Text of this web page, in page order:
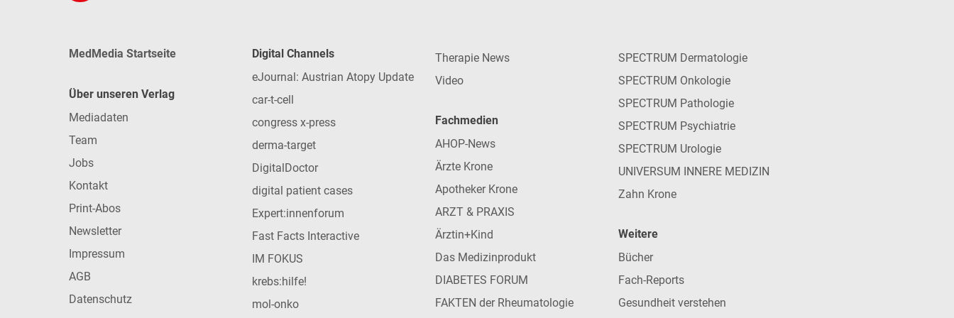
MedMedia Startseite
Über unseren Verlag
Mediadaten
Team
Jobs
Kontakt
Print-Abos
Newsletter
Impressum
AGB
Datenschutz
Digital Channels
eJournal: Austrian Atopy Update
car-t-cell
congress x-press
derma-target
DigitalDoctor
digital patient cases
Expert:innenforum
Fast Facts Interactive
IM FOKUS
krebs:hilfe!
mol-onko
Therapie News
Video
Fachmedien
AHOP-News
Ärzte Krone
Apotheker Krone
ARZT & PRAXIS
Ärztin+Kind
Das Medizinprodukt
DIABETES FORUM
FAKTEN der Rheumatologie
SPECTRUM Dermatologie
SPECTRUM Onkologie
SPECTRUM Pathologie
SPECTRUM Psychiatrie
SPECTRUM Urologie
UNIVERSUM INNERE MEDIZIN
Zahn Krone
Weitere
Bücher
Fach-Reports
Gesundheit verstehen